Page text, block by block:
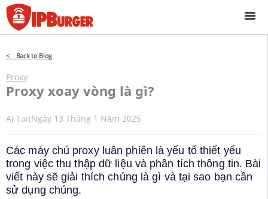
Bỏ
để
qua
nội
dung
< Back to Blog
Proxy
Proxy xoay vòng là gì?
AJ TaitNgày 13 Tháng 1 Năm 2025
Các máy chủ proxy luân phiên là yếu tố thiết yếu
trong việc thu thập dữ liệu và phân tích thông tin. Bài
viết này sẽ giải thích chúng là gì và tại sao bạn cần
sử dụng chúng.